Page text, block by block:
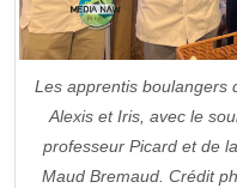
Les apprentis boulangers
Alexis et Iris, avec le
professeur Picard et de
Maud Bremaud. Crédit